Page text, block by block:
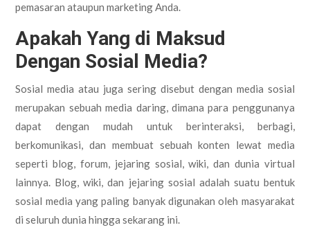
pemasaran ataupun marketing Anda.
Apakah Yang di Maksud
Dengan Sosial Media?
Sosial media atau juga sering disebut dengan media sosial
merupakan sebuah media daring, dimana para penggunanya
dapat dengan mudah untuk berinteraksi, berbagi,
berkomunikasi, dan membuat sebuah konten lewat media
seperti blog, forum, jejaring sosial, wiki, dan dunia virtual
lainnya. Blog, wiki, dan jejaring sosial adalah suatu bentuk
sosial media yang paling banyak digunakan oleh masyarakat
di seluruh dunia hingga sekarang ini.